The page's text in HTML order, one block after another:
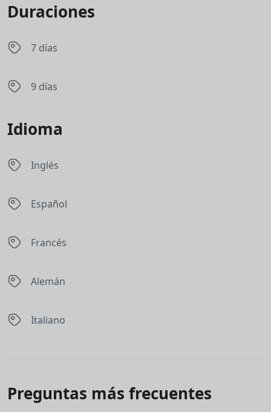
Duraciones
7 días
9 días
Idioma
Inglés
Español
Francés
Alemán
Italiano
Preguntas más frecuentes